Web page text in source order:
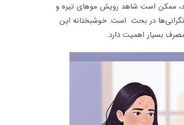
ممکن است شاهد رویش موهای تیره و
در بحث است. خوشبختانه این
بسیار اهمیت دارد.